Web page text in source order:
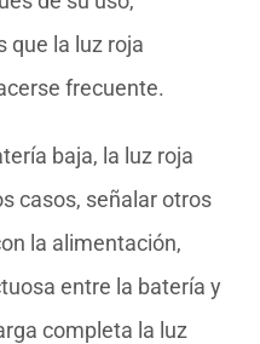
que la luz roja
frecuente.
baja, la luz roja
casos, señalar otros
la alimentación,
entre la batería y
completa la luz